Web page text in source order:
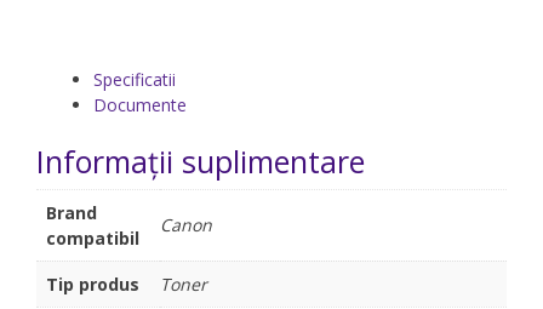
Specificatii
Documente
Informații suplimentare
Brand
compatibil
Canon
Tip produs
Toner